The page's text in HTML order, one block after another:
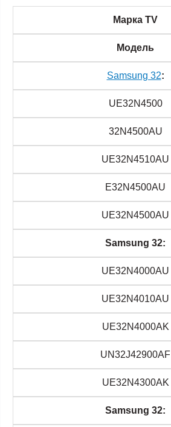
Марка TV
Модель
Samsung 32:
UE32N4500
32N4500AU
UE32N4510AU
E32N4500AU
UE32N4500AU
Samsung 32:
UE32N4000AU
UE32N4010AU
UE32N4000AK
UN32J42900AF
UE32N4300AK
Samsung 32: